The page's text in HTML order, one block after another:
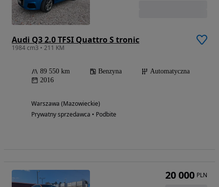
Audi Q3 2.0 TFSI Quattro S tronic
1984 cm3 • 211 KM
89 550 km Benzyna
Automatyczna
2016
Warszawa (Mazowieckie)
Prywatny sprzedawca • Podbite
20 000 PLN